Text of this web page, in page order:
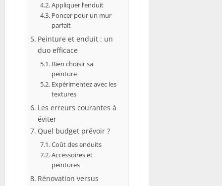
Appliquer l’enduit
Poncer pour un mur
parfait
Peinture et enduit : un
duo efficace
Bien choisir sa
peinture
Expérimentez avec les
textures
Les erreurs courantes à
éviter
Quel budget prévoir ?
Coût des enduits
Accessoires et
peintures
Rénovation versus